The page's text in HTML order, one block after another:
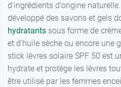
d'ingrédients d'origine
développé des savons et gels
hydratants sous forme de
et d’huile sèche ou encore une
stick lèvres solaire SPF 50 est
hydrate et protège les lèvres
être utilisé par les femmes